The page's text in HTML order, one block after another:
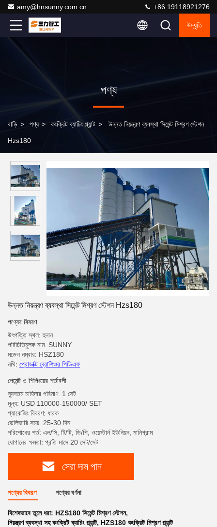
amy@hnsunny.com.cn +86 19118921276
উদ্ধৃতি
পণ্য
বাড়ি > পণ্য > কংক্রিট ব্যাচিং প্ল্যান্ট > উন্নত নিয়ন্ত্রণ ব্যবস্থা সিমেন্ট মিশ্রণ স্টেশন
Hzs180
উন্নত নিয়ন্ত্রণ ব্যবস্থা সিমেন্ট মিশ্রণ স্টেশন Hzs180
পণ্যের বিবরণ
উৎপত্তি স্থল: হুনান
পরিচিতিমুলক নাম: SUNNY
মডেল নম্বার: HSZ180
নথি: প্রোডাক্ট ব্রোশিওর পিডিএফ
পেমেন্ট ও শিপিংয়ের শর্তাবলী
ন্যূনতম চাহিদার পরিমাণ: 1 সেট
মূল্য: USD 110000-150000/ SET
প্যাকেজিং বিবরণ: ধারক
ডেলিভারি সময়: 25-30 দিন
পরিশোধের শর্ত: এল/সি, টি/টি, ডি/পি, ওয়েস্টার্ন ইউনিয়ন, মানিগ্রাম
যোগানের ক্ষমতা: প্রতি মাসে 20 সেট/সেট
সেরা দাম পান
পণ্যের বিবরণ পণ্যের বর্ণনা
বিশেষভাবে তুলে ধরা: HZS180 সিমেন্ট মিশ্রণ স্টেশন,
নিয়ন্ত্রণ ব্যবস্থা সহ কংক্রিট ব্যাচিং প্ল্যান্ট, HZS180 কংক্রিট মিশ্রণ প্ল্যান্ট